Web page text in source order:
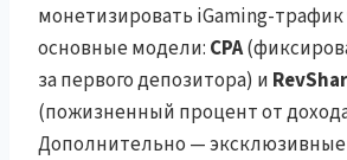
монетизировать iGaming-трафик
основные модели: CPA
за первого депозитора) и
(пожизненный процент от
Дополнительно —